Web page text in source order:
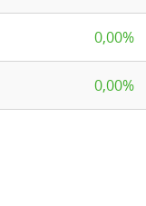
0,00%
0,00%